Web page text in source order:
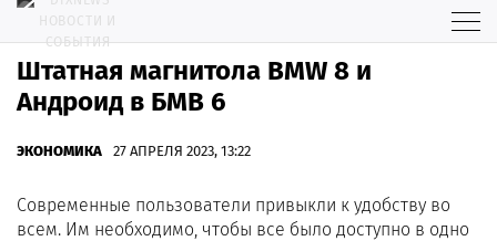
Штатная магнитола BMW 8 и
Андроид в БМВ 6
ЭКОНОМИКА 27 АПРЕЛЯ 2023, 13:22
Современные пользователи привыкли к удобству во
всем. Им необходимо, чтобы все было доступно в одно